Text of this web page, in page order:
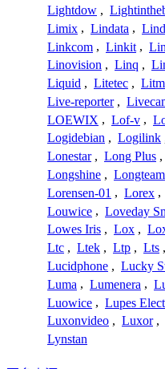
Lightdow ,
Limix , Lindata ,
Linkcom , Linkit ,
Linovision , Linq ,
Liquid , Litetec ,
Live-reporter ,
LOEWIX , Lof-v ,
Logidebian , Logilink
Lonestar , Long Plus ,
Longshine , Longteam
Lorensen-01 , Lorex ,
Louwice , Loveday
Lowes Iris , Lox ,
Ltc , Ltek , Ltp , Lts ,
Lucidphone , Lucky
Luma , Lumenera ,
Luowice , Lupes
Luxonvideo , Luxor ,
Lynstan